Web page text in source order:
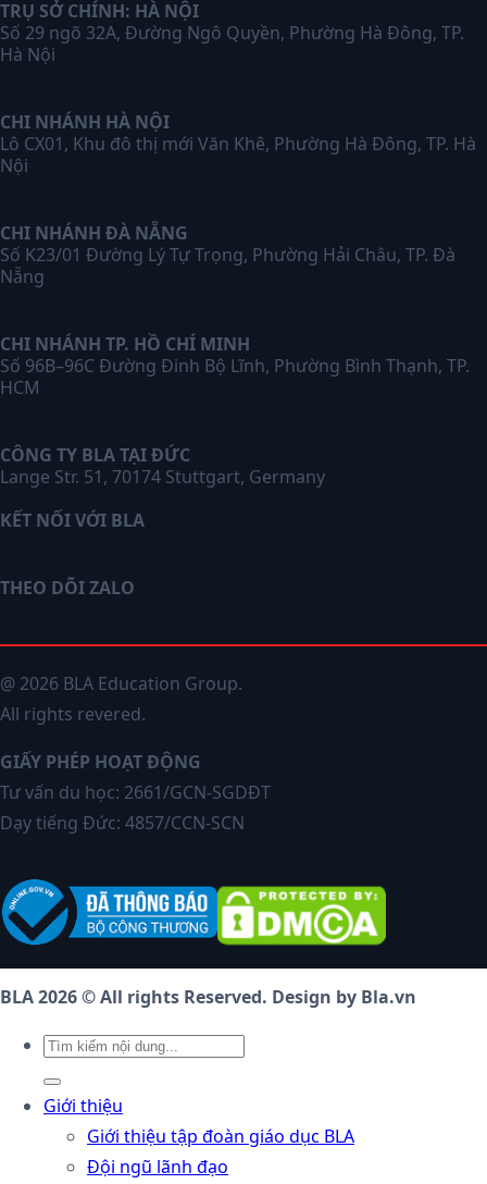
TRỤ SỞ CHÍNH: HÀ NỘI
Số 29 ngõ 32A, Đường Ngô Quyền, Phường Hà Đông, TP.
Hà Nội
CHI NHÁNH HÀ NỘI
Lô CX01, Khu đô thị mới Văn Khê, Phường Hà Đông, TP. Hà
Nội
CHI NHÁNH ĐÀ NẴNG
Số K23/01 Đường Lý Tự Trọng, Phường Hải Châu, TP. Đà
Nẵng
CHI NHÁNH TP. HỒ CHÍ MINH
Số 96B–96C Đường Đinh Bộ Lĩnh, Phường Bình Thạnh, TP.
HCM
CÔNG TY BLA TẠI ĐỨC
Lange Str. 51, 70174 Stuttgart, Germany
KẾT NỐI VỚI BLA
THEO DÕI ZALO
@ 2026 BLA Education Group.
All rights revered.
GIẤY PHÉP HOẠT ĐỘNG
Tư vấn du học: 2661/GCN-SGDĐT
Dạy tiếng Đức: 4857/CCN-SCN
BLA 2026 © All rights Reserved. Design by Bla.vn
Giới thiệu
Giới thiệu tập đoàn giáo dục BLA
Đội ngũ lãnh đạo